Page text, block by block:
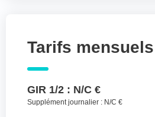
Tarifs
GIR 1/2 : N/C €
Supplément journalier : N/C €